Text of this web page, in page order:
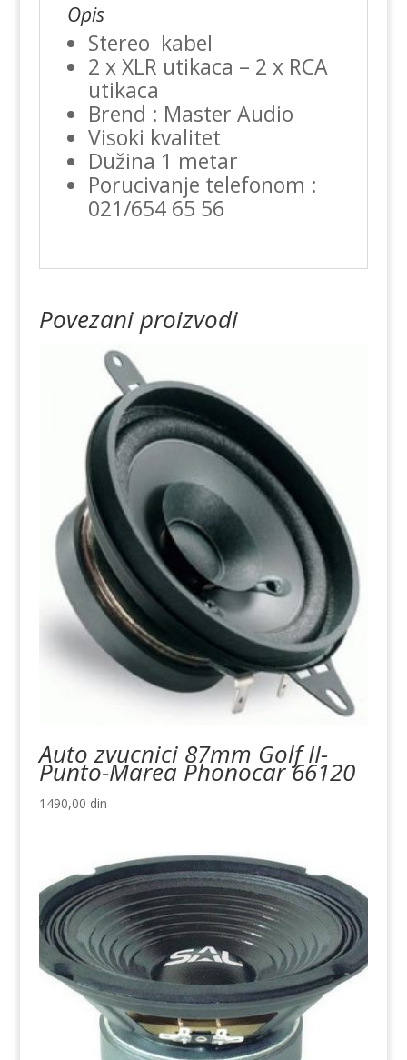
Opis
Stereo kabel
2 x XLR utikaca – 2 x RCA
utikaca
Brend : Master Audio
Visoki kvalitet
Dužina 1 metar
Porucivanje telefonom :
021/654 65 56
Povezani proizvodi
Auto zvucnici 87mm Golf II-
Punto-Marea Phonocar 66120
1490,00 din